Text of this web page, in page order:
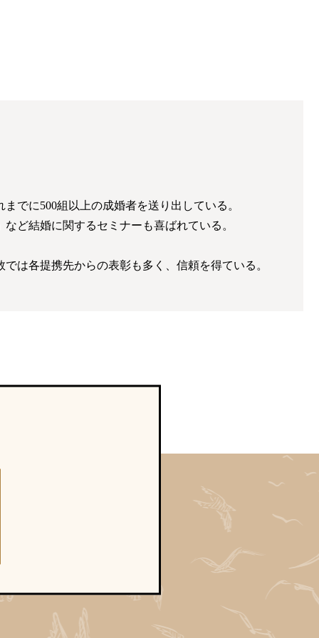
でに500組以上の成婚者を送り出している。
ど結婚に関するセミナーも喜ばれている。
は各提携先からの表彰も多く、信頼を得ている。